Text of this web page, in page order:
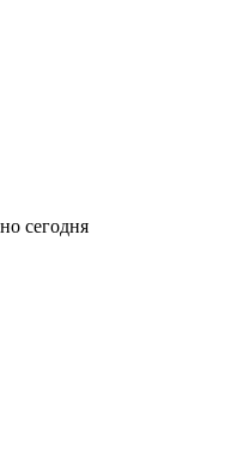
сегодня